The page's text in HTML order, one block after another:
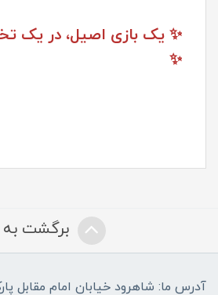
✨ یک بازی اصیل، در یک
✨
برگشت به
آدرس ما: شاهرود خیابان امام مقابل